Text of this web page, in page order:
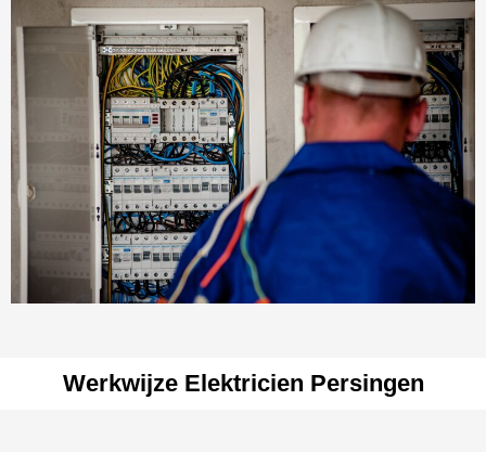
Werkwijze Elektricien Persingen